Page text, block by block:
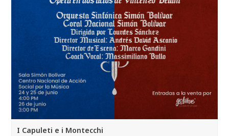
I Capuleti e i Montecchi